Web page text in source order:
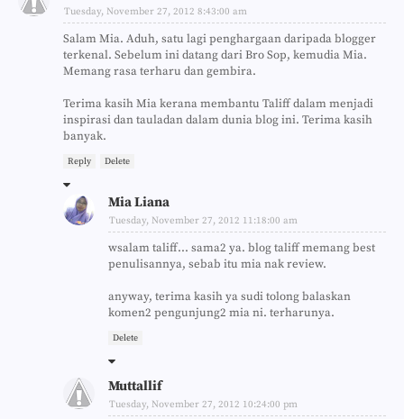
Tuesday, November 27, 2012 8:43:00 am
Salam Mia. Aduh, satu lagi penghargaan daripada blogger
terkenal. Sebelum ini datang dari Bro Sop, kemudia Mia.
Memang rasa terharu dan gembira.
Terima kasih Mia kerana membantu Taliff dalam menjadi
inspirasi dan tauladan dalam dunia blog ini. Terima kasih
banyak.
Reply Delete
Mia Liana
Tuesday, November 27, 2012 11:18:00 am
wsalam taliff... sama2 ya. blog taliff memang best
penulisannya, sebab itu mia nak review.
anyway, terima kasih ya sudi tolong balaskan
komen2 pengunjung2 mia ni. terharunya.
Delete
Muttallif
Tuesday, November 27, 2012 10:24:00 pm